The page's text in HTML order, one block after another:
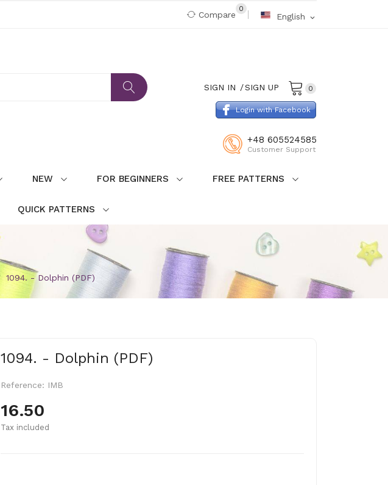
English expand_more
Compare
0
0
SIGN IN SIGN UP
+48 605524585
Customer Support
Login with Facebook
NEW FOR BEGINNERS FREE PATTERNS
QUICK PATTERNS
1094. - Dolphin (PDF)
1094. - Dolphin (PDF)
Reference: IMB
16.50
Tax included